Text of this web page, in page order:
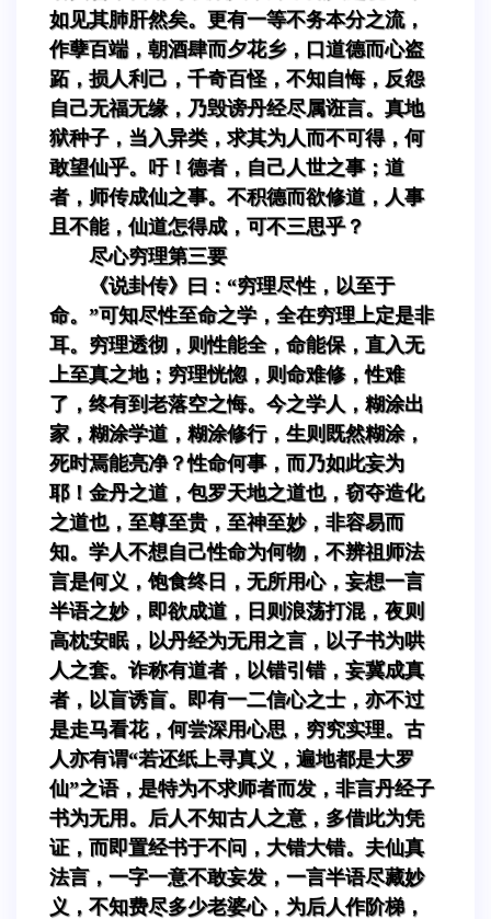
如见其肺肝然矣。更有一等不务本分之流，
作孽百端，朝酒肆而夕花乡，口道德而心盗
跖，损人利己，千奇百怪，不知自悔，反怨
自己无福无缘，乃毁谤丹经尽属诳言。真地
狱种子，当入异类，求其为人而不可得，何
敢望仙乎。吁！德者，自己人世之事；道
者，师传成仙之事。不积德而欲修道，人事
且不能，仙道怎得成，可不三思乎？
尽心穷理第三要
《说卦传》曰：“穷理尽性，以至于
命。”可知尽性至命之学，全在穷理上定是非
耳。穷理透彻，则性能全，命能保，直入无
上至真之地；穷理恍惚，则命难修，性难
了，终有到老落空之悔。今之学人，糊涂出
家，糊涂学道，糊涂修行，生则既然糊涂，
死时焉能亮净？性命何事，而乃如此妄为
耶！金丹之道，包罗天地之道也，窃夺造化
之道也，至尊至贵，至神至妙，非容易而
知。学人不想自己性命为何物，不辨祖师法
言是何义，饱食终日，无所用心，妄想一言
半语之妙，即欲成道，日则浪荡打混，夜则
高枕安眠，以丹经为无用之言，以子书为哄
人之套。诈称有道者，以错引错，妄冀成真
者，以盲诱盲。即有一二信心之士，亦不过
是走马看花，何尝深用心思，穷究实理。古
人亦有谓“若还纸上寻真义，遍地都是大罗
仙”之语，是特为不求师者而发，非言丹经子
书为无用。后人不知古人之意，多借此为凭
证，而即置经书于不问，大错大错。夫仙真
法言，一字一意不敢妄发，一言半语尽藏妙
义，不知费尽多少老婆心，为后人作阶梯，